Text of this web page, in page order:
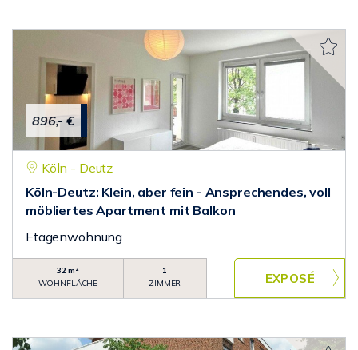
896,- €
Köln - Deutz
Köln-Deutz: Klein, aber fein - Ansprechendes, voll
möbliertes Apartment mit Balkon
Etagenwohnung
32 m²
WOHNFLÄCHE
1
ZIMMER